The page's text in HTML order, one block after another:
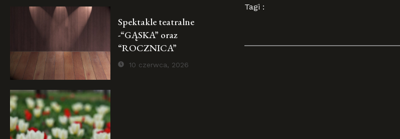
Spektakle teatralne
-“GĄSKA” oraz
“ROCZNICA”
10 czerwca, 2026
Tagi :